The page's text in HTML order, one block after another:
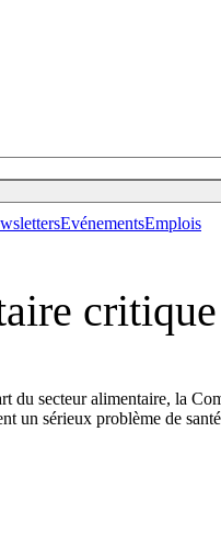
EvénementsEmplois
secteur alimentaire, la
un sérieux problème de